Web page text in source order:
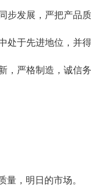
发展，严把产品
于先进地位，并
严格制造，诚信
，明日的市场。